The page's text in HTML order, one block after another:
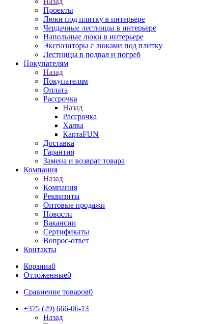
Проекты
Люки под плитку в интерьере
Чердачные лестницы в интерьере
Напольные люки в интерьере
Экспозиторы с люками под плитку
Лестницы в подвал и погреб
Покупателям
Назад
Покупателям
Оплата
Рассрочка
Назад
Рассрочка
Халва
КартаFUN
Доставка
Гарантия
Замена и возврат товара
Компания
Назад
Компания
Реквизиты
Оптовые продажи
Новости
Вакансии
Сертификаты
Вопрос-ответ
Контакты
Корзина0
Отложенные0
Сравнение товаров0
+375 (29) 666-06-13
Назад